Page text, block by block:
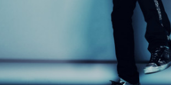
Pressefotos Rob Trujillo (2023)